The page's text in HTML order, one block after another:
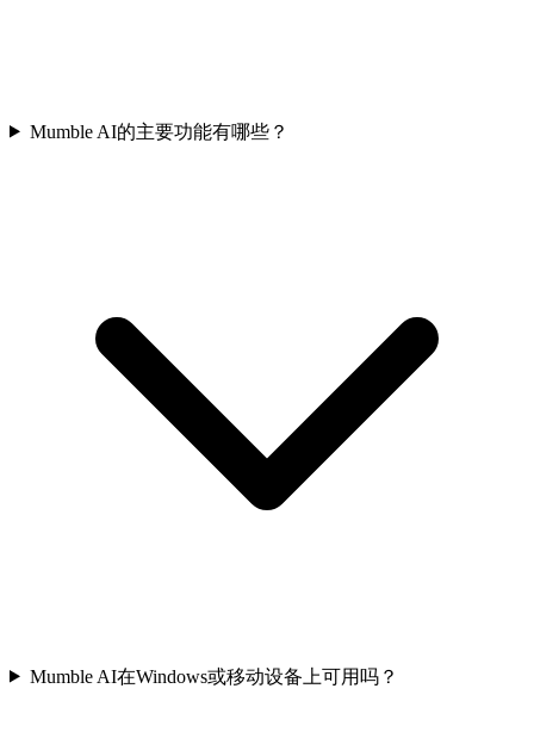
Mumble AI的主要功能有哪些？
Mumble AI在Windows或移动设备上可用吗？